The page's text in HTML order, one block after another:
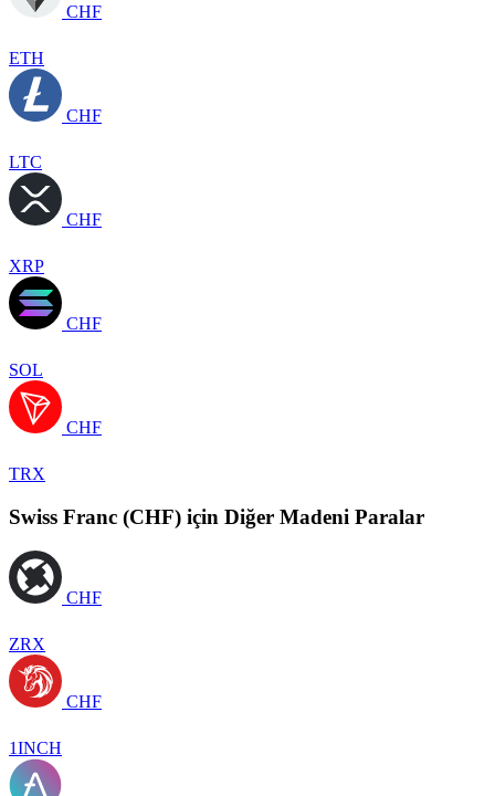
CHF
ETH
CHF
LTC
CHF
XRP
CHF
SOL
CHF
TRX
Swiss Franc (CHF) için Diğer Madeni Paralar
CHF
ZRX
CHF
1INCH